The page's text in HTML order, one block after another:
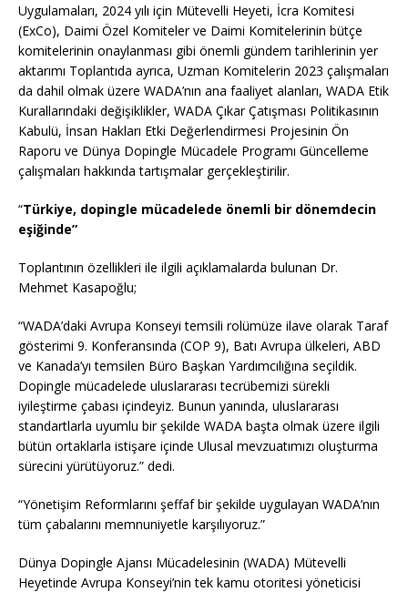
Uygulamaları, 2024 yılı için Mütevelli Heyeti, İcra Komitesi
(ExCo), Daimi Özel Komiteler ve Daimi Komitelerinin bütçe
komitelerinin onaylanması gibi önemli gündem tarihlerinin yer
aktarımı Toplantıda ayrıca, Uzman Komitelerin 2023 çalışmaları
da dahil olmak üzere WADA’nın ana faaliyet alanları, WADA Etik
Kurallarındaki değişiklikler, WADA Çıkar Çatışması Politikasının
Kabulü, İnsan Hakları Etki Değerlendirmesi Projesinin Ön
Raporu ve Dünya Dopingle Mücadele Programı Güncelleme
çalışmaları hakkında tartışmalar gerçekleştirilir.
“Türkiye, dopingle mücadelede önemli bir dönemdecin
eşiğinde”
Toplantının özellikleri ile ilgili açıklamalarda bulunan Dr.
Mehmet Kasapoğlu;
“WADA’daki Avrupa Konseyi temsili rolümüze ilave olarak Taraf
gösterimi 9. Konferansında (COP 9), Batı Avrupa ülkeleri, ABD
ve Kanada’yı temsilen Büro Başkan Yardımcılığına seçildik.
Dopingle mücadelede uluslararası tecrübemizi sürekli
iyileştirme çabası içindeyiz. Bunun yanında, uluslararası
standartlarla uyumlu bir şekilde WADA başta olmak üzere ilgili
bütün ortaklarla istişare içinde Ulusal mevzuatımızı oluşturma
sürecini yürütüyoruz.” dedi.
“Yönetişim Reformlarını şeffaf bir şekilde uygulayan WADA’nın
tüm çabalarını memnuniyetle karşılıyoruz.”
Dünya Dopingle Ajansı Mücadelesinin (WADA) Mütevelli
Heyetinde Avrupa Konseyi’nin tek kamu otoritesi yöneticisi